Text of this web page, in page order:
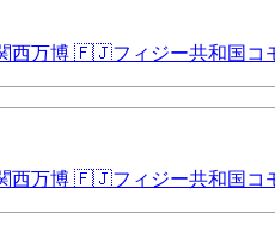
西万博 🇫🇯フィジー共和国
西万博 🇫🇯フィジー共和国